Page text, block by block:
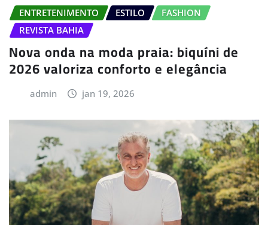
ENTRETENIMENTO ESTILO
FASHION
REVISTA BAHIA
Nova onda na moda praia: biquíni de
2026 valoriza conforto e elegância
admin jan 19, 2026